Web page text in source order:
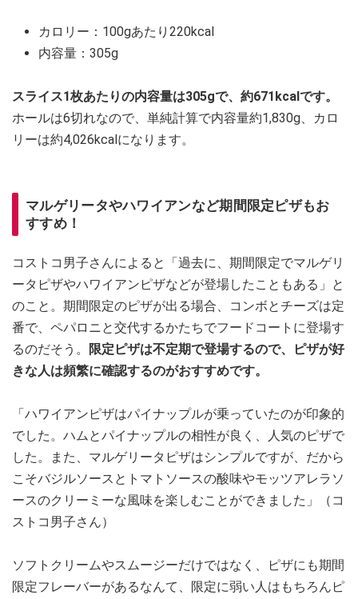
カロリー：100gあたり220kcal
内容量：305g
スライス1枚あたりの内容量は305gで、約671kcalです。
ホールは6切れなので、単純計算で内容量約1,830g、カロ
リーは約4,026kcalになります。
マルゲリータやハワイアンなど期間限定ピザもお
すすめ！
コストコ男子さんによると「過去に、期間限定でマルゲリ
ータピザやハワイアンピザなどが登場したこともある」と
のこと。期間限定のピザが出る場合、コンボとチーズは定
番で、ペパロニと交代するかたちでフードコートに登場す
るのだそう。
限定ピザは不定期で登場するので、ピザが好
きな人は頻繁に確認するのがおすすめです。
「ハワイアンピザはパイナップルが乗っていたのが印象的
でした。ハムとパイナップルの相性が良く、人気のピザで
した。また、マルゲリータピザはシンプルですが、だから
こそバジルソースとトマトソースの酸味やモッツアレラソ
ースのクリーミーな風味を楽しむことができました」（コ
ストコ男子さん）
ソフトクリームやスムージーだけではなく、ピザにも期間
限定フレーバーがあるなんて、限定に弱い人はもちろんピ